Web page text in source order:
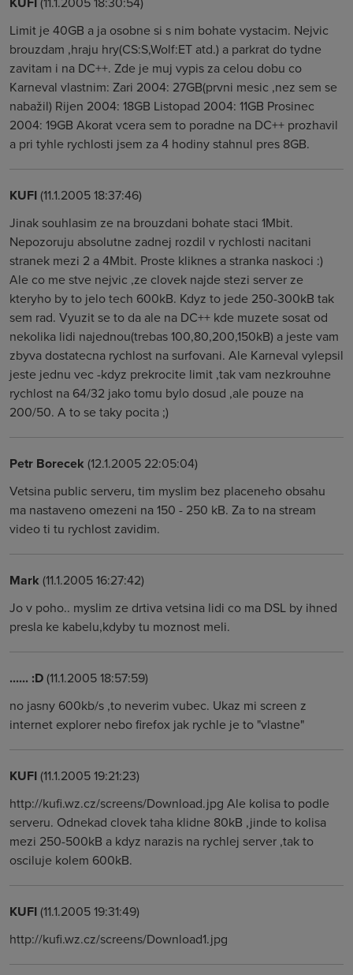
Limit je 40GB a ja osobne si s nim bohate vystacim. Nejvic
brouzdam ,hraju hry(CS:S,Wolf:ET atd.) a parkrat do tydne
zavitam i na DC++. Zde je muj vypis za celou dobu co
Karneval vlastnim: Zari 2004: 27GB(prvni mesic ,nez sem se
nabažil) Rijen 2004: 18GB Listopad 2004: 11GB Prosinec
2004: 19GB Akorat vcera sem to poradne na DC++ prozhavil
a pri tyhle rychlosti jsem za 4 hodiny stahnul pres 8GB.
KUFI(11.1.2005 18:37:46)
Jinak souhlasim ze na brouzdani bohate staci 1Mbit.
Nepozoruju absolutne zadnej rozdil v rychlosti nacitani
stranek mezi 2 a 4Mbit. Proste kliknes a stranka naskoci :)
Ale co me stve nejvic ,ze clovek najde stezi server ze
kteryho by to jelo tech 600kB. Kdyz to jede 250-300kB tak
sem rad. Vyuzit se to da ale na DC++ kde muzete sosat od
nekolika lidi najednou(trebas 100,80,200,150kB) a jeste vam
zbyva dostatecna rychlost na surfovani. Ale Karneval vylepsil
jeste jednu vec -kdyz prekrocite limit ,tak vam nezkrouhne
rychlost na 64/32 jako tomu bylo dosud ,ale pouze na
200/50. A to se taky pocita ;)
Petr Borecek (12.1.2005 22:05:04)
Vetsina public serveru, tim myslim bez placeneho obsahu
ma nastaveno omezeni na 150 - 250 kB. Za to na stream
video ti tu rychlost zavidim.
Mark (11.1.2005 16:27:42)
Jo v poho.. myslim ze drtiva vetsina lidi co ma DSL by ihned
presla ke kabelu,kdyby tu moznost meli.
...... :D(11.1.2005 18:57:59)
no jasny 600kb/s ,to neverim vubec. Ukaz mi screen z
internet explorer nebo firefox jak rychle je to "vlastne"
KUFI(11.1.2005 19:21:23)
http://kufi.wz.cz/screens/Download.jpg Ale kolisa to podle
serveru. Odnekad clovek taha klidne 80kB ,jinde to kolisa
mezi 250-500kB a kdyz narazis na rychlej server ,tak to
osciluje kolem 600kB.
KUFI(11.1.2005 19:31:49)
http://kufi.wz.cz/screens/Download1.jpg